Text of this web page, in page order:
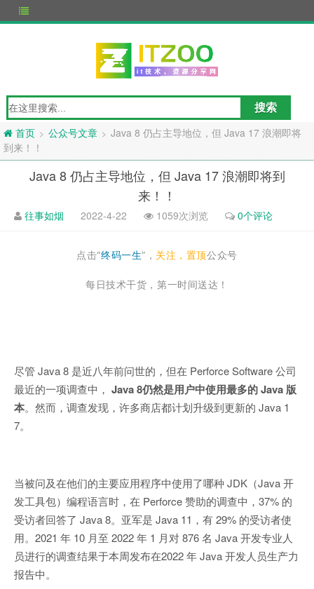
首页 > 公众号文章 > Java 8 仍占主导地位，但 Java 17 浪潮即将
到来！！
Java 8 仍占主导地位，但 Java 17 浪潮即将到
来！！
往事如烟 2022-4-22 1059次浏览 0个评论
点击“终码一生”， 关注，置顶公众号
每日技术干货，第一时间送达！
尽管 Java 8 是近八年前问世的，但在 Perforce Software 公司
最近的一项调查中， Java 8仍然是用户中使用最多的 Java 版
本。然而，调查发现，许多商店都计划升级到更新的 Java 1
7。
当被问及在他们的主要应用程序中使用了哪种 JDK（Java 开
发工具包）编程语言时，在 Perforce 赞助的调查中，37% 的
受访者回答了 Java 8。亚军是 Java 11，有 29% 的受访者使
用。2021 年 10 月至 2022 年 1 月对 876 名 Java 开发专业人
员进行的调查结果于本周发布在2022 年 Java 开发人员生产力
报告中。